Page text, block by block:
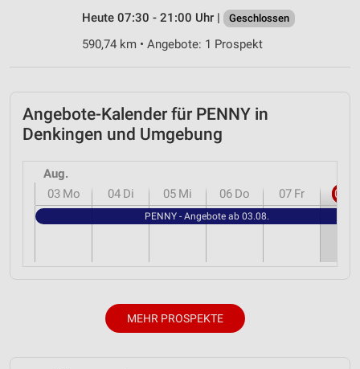
Heute 07:30 - 21:00 Uhr |
Geschlossen
590,74 km • Angebote: 1 Prospekt
Angebote-Kalender für PENNY in
Denkingen und Umgebung
Aug.
03 Mo 04 Di 05 Mi 06 Do 07 Fr 08
PENNY - Angebote ab 03.08.
MEHR PROSPEKTE